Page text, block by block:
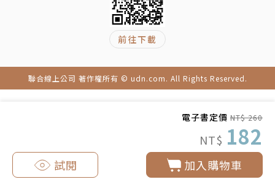
電子書定價 NT$ 260
NT$ 182
加入購物車
試閱
本來是「巫師便利商店」店長，但自從小火龍到「巫婆
便利商店」打工，他的生意就一落千丈，最後還被國王
居，從此對小火龍懷恨在心。
巫師的女兒，有點迷糊，但很喜歡上學，就算跟著父親
隱居在古堡裡，還是很喜歡寫功課。至於她的母親是誰
呢，卻始終是個謎，連作者也不知道。
前往下載
聯合線上公司 著作權所有 © udn.com. All Rights Reserved.